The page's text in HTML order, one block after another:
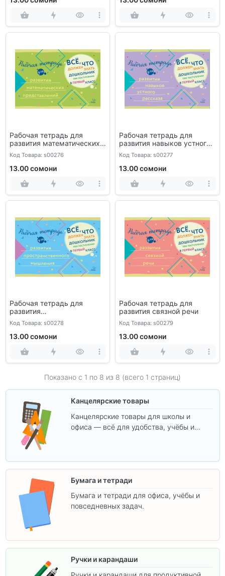
Рабочая тетрадь для
развития математических
представлений
Код Товара: s00276
13.00 сомони
Рабочая тетрадь для
развития навыков устного
рассказа
Код Товара: s00277
13.00 сомони
Рабочая тетрадь для
развития
пространственного
мышления
Код Товара: s00278
13.00 сомони
Рабочая тетрадь для
развития связной речи
Код Товара: s00279
13.00 сомони
Показано с 1 по 8 из 8 (всего 1 страниц)
Канцелярские товары
Канцелярские товары для школы и
офиса — всё для удобства, учёбы и
Бумага и тетради
Бумага и тетради для офиса, учёбы и
повседневных задач.
Ручки и карандаши